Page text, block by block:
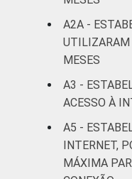
IDENTIFICAÇÃO
UNIDADE
DE SAÚDE
Fonte: CGI/
Estudos para
A2A -
UTILIZARAM
MESES
A3 -
ACESSO À
A5 -
INTERNET,
MÁXIMA